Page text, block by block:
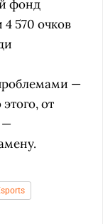
фонд
570 очков
—
от